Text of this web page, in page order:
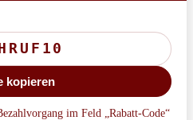
kopieren
im Feld „Rabatt-Code“